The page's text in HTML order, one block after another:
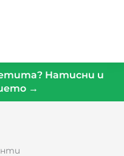
Натисни и
→